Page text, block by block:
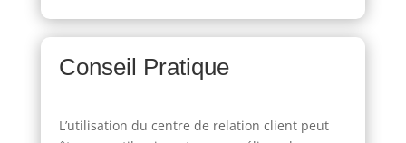
Conseil Pratique
L’utilisation du centre de relation client peut